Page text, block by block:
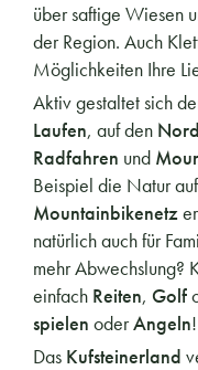
über saftige Wiesen
der Region. Auch
Möglichkeiten Ihre
Aktiv gestaltet sich
Laufen, auf den
Radfahren und
Beispiel die Natur
Mountainbikenetz
natürlich auch für
mehr Abwechslung?
einfach Reiten, Golf
spielen oderAngeln!
Das Kufsteinerland